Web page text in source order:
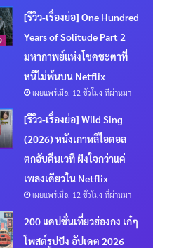
[รีวิว-เรื่องย่อ] One Hundred
Years of Solitude Part 2
มหากาพย์แห่งโชคชะตาที่
หนีไม่พ้นบน Netflix
เผยแพร่เมื่อ: 12 ชั่วโมง ที่ผ่านมา
[รีวิว-เรื่องย่อ] Wild Sing
(2026) หนังเกาหลีไอดอล
ตกอับคืนเวที ฝังใจกว่าแค่
เพลงเดียวใน Netflix
เผยแพร่เมื่อ: 12 ชั่วโมง ที่ผ่านมา
200 แคปชั่นเที่ยวฮ่องกง เก๋ๆ
โพสต์รูปปัง อัปเดต 2026